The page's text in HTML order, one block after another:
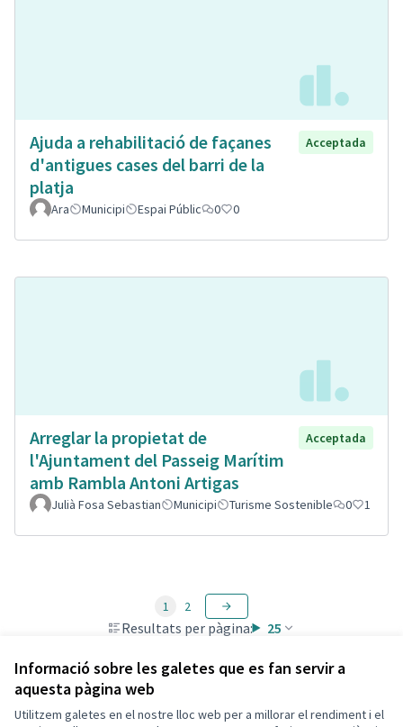
Informació sobre les galetes que es fan servir a
aquesta pàgina web
Utilitzem galetes en el nostre lloc web per a millorar el rendiment i el
Ajuda a rehabilitació de façanes
d'antigues cases del barri de la
platja
Acceptada
Ara Municipi Espai Públic 0 0
Arreglar la propietat de
l'Ajuntament del Passeig Marítim
amb Rambla Antoni Artigas
Acceptada
Julià Fosa Sebastian Municipi Turisme Sostenible 0 1
Resultats per pàgina: 25
1 2
Termes i condicions d'ús